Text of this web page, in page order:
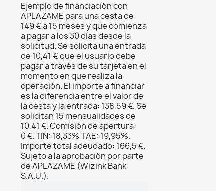
Ejemplo de financiación con
APLAZAME para una cesta de
149 € a 15 meses y que comienza
a pagar a los 30 días desde la
solicitud. Se solicita una entrada
de 10,41 € que el usuario debe
pagar a través de su tarjeta en el
momento en que realiza la
operación. El importe a financiar
es la diferencia entre el valor de
la cesta y la entrada: 138,59 €. Se
solicitan 15 mensualidades de
10,41 €. Comisión de apertura:
0 €. TIN: 18,33% TAE: 19,95%.
Importe total adeudado: 166,5 €.
Sujeto a la aprobación por parte
de APLAZAME (Wizink Bank
S.A.U.).